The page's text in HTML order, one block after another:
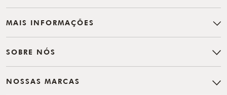
MAIS INFORMAÇÕES
SOBRE NÓS
NOSSAS MARCAS